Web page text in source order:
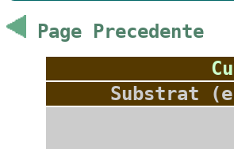
Page Precedente
Substrat